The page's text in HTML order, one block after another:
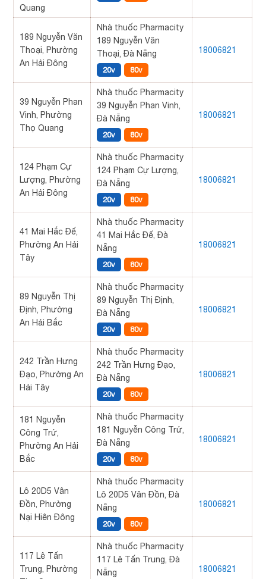
Quang
189 Nguyễn Văn
Thoại, Phường
An Hải Đông
Nhà thuốc Pharmacity
189 Nguyễn Văn
Thoại, Đà Nẵng
20v 80v
18006821
39 Nguyễn Phan
Vinh, Phường
Thọ Quang
Nhà thuốc Pharmacity
39 Nguyễn Phan Vinh,
Đà Nẵng
20v 80v
18006821
124 Phạm Cự
Lượng, Phường
An Hải Đông
Nhà thuốc Pharmacity
124 Phạm Cự Lượng,
Đà Nẵng
20v 80v
18006821
41 Mai Hắc Đế,
Phường An Hải
Tây
Nhà thuốc Pharmacity
41 Mai Hắc Đế, Đà
Nẵng
20v 80v
18006821
89 Nguyễn Thị
Định, Phường
An Hải Bắc
Nhà thuốc Pharmacity
89 Nguyễn Thị Định,
Đà Nẵng
20v 80v
18006821
242 Trần Hưng
Đạo, Phường An
Hải Tây
Nhà thuốc Pharmacity
242 Trần Hưng Đạo,
Đà Nẵng
20v 80v
18006821
181 Nguyễn
Công Trứ,
Phường An Hải
Bắc
Nhà thuốc Pharmacity
181 Nguyễn Công Trứ,
Đà Nẵng
20v 80v
18006821
Lô 20D5 Vân
Đồn, Phường
Nại Hiên Đông
Nhà thuốc Pharmacity
Lô 20D5 Vân Đồn, Đà
Nẵng
20v 80v
18006821
117 Lê Tấn
Trung, Phường
Nhà thuốc Pharmacity
117 Lê Tấn Trung, Đà
Nẵng
18006821